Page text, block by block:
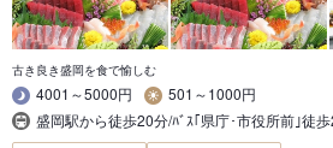
古き良き盛岡を食で愉しむ
4001～5000円
501～1000円
盛岡駅から徒歩20分/ﾊﾞｽ｢県庁･市役所前｣徒